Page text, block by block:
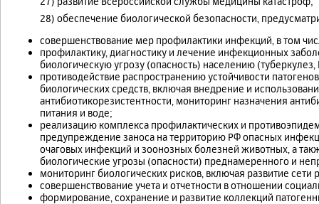
28) обеспечение биологической безопасности,
совершенствование мер профилактики инфекций, в том
профилактику, диагностику и лечение инфекционных
биологическую угрозу (опасность) населению
противодействие распространению устойчивости
биологических средств, включая внедрение и
антибиотикорезистентности, мониторинг назначения
питания и воде;
реализацию комплекса профилактических и
предупреждение заноса на территорию РФ опасных
очаговых инфекций и зоонозных болезней животных, а
биологические угрозы (опасности) преднамеренного и
мониторинг биологических рисков, включая развитие
совершенствование учета и отчетности в отношении
формирование, сохранение и развитие коллекций